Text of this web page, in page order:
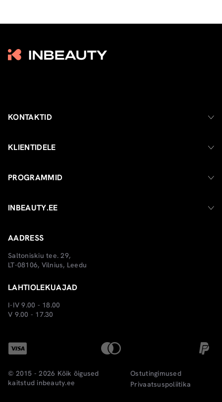
KONTAKTID
KLIENTIDELE
PROGRAMMID
INBEAUTY.EE
AADRESS
Saltoniskiu tee. 29,
LT-08106, Vilnius, Leedu
LAHTIOLEKUAJAD
I-IV 9.00 - 18.00
V 9.00 - 17.30
© 2015 - 2026 Kõik õigused
kaitstud inbeauty.ee
Ostutingimused
Privaatsuspoliitika